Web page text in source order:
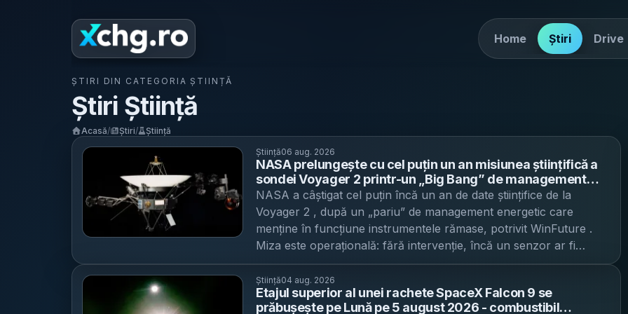
Home Știri Drive
ȘTIRI DIN CATEGORIA ȘTIINȚĂ
Știri Știință
Acasă/ Știri/
Știință
Știință06 aug. 2026
NASA prelungește cu cel puțin un an misiunea științifică a
sondei Voyager 2 printr-un „Big Bang” de management
energetic - trei instrumente rămân active, pe fondul
scăderii anuale a puterii RTG
NASA a câștigat cel puțin încă un an de date științifice de la
Voyager 2 , după un „pariu” de management energetic care
menține în funcțiune instrumentele rămase, potrivit WinFuture .
Miza este operațională: fără intervenție, încă un senzor ar fi
trebuit oprit înainte de finalul lui 2026, pe fondul scăderii continue
a puterii electrice disponibile în spațiul interstelar. Manevra „Big
Bang”: schimbări simultane, fără plasă de siguranță Inginerii de la
Știință04 aug. 2026
Etajul superior al unei rachete SpaceX Falcon 9 se
prăbușește pe Lună pe 5 august 2026 - combustibil